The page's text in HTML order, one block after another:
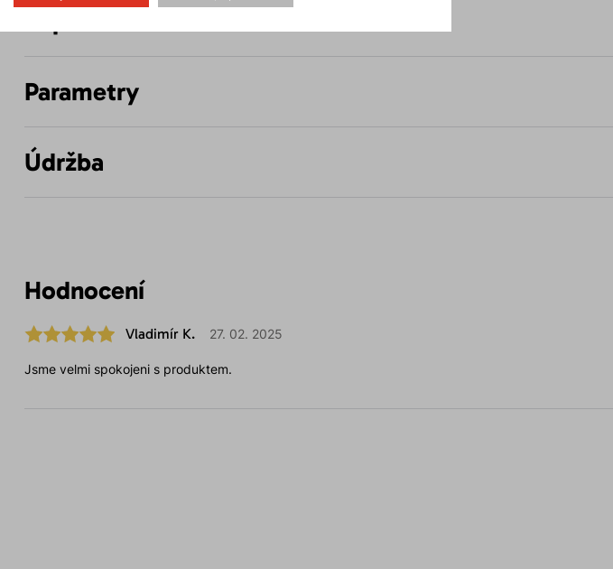
Parametry
Údržba
Hodnocení
Vladimír K. 27. 02. 2025
Jsme velmi spokojeni s produktem.